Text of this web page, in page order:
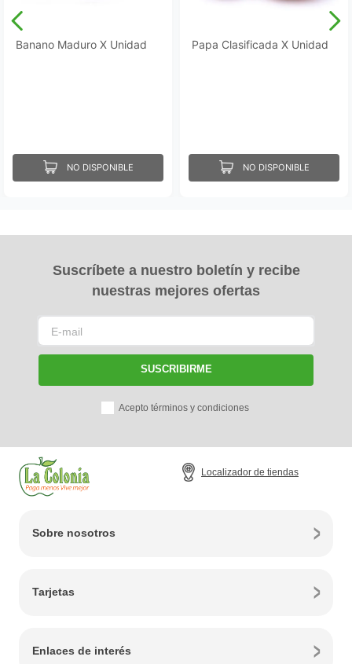
Banano Maduro X Unidad
NO DISPONIBLE
Papa Clasificada X Unidad
NO DISPONIBLE
Suscríbete a nuestro boletín y recibe
nuestras mejores ofertas
SUSCRIBIRME
Acepto términos y condiciones
Localizador de tiendas
Sobre nosotros
Tarjetas
Enlaces de interés